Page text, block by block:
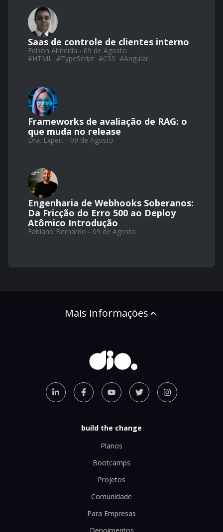
Saas de controle de clientes interno
Edison Almeida - 09 de Agosto
#HTML #TypeScript #CSS #Angular
Frameworks de avaliação de RAG: o
que muda no release
Dra. Expert - 09 de Agosto
Engenharia de Webhooks Soberanos:
Da Fricção do Erro 500 ao Deploy
Atômico Introdução
Fabiano Bernardo - 09 de Agosto
Mais informações
build the change
Planos
Bootcamps
Projetos
Comunidade
Para Empresas